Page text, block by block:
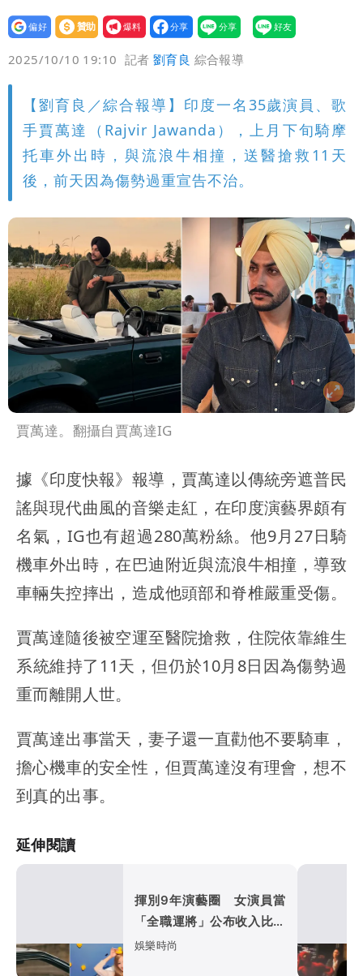
設為
贊助
我要
爆料
2025/10/10 19:10 記者劉育良 綜合報導
【劉育良／綜合報導】印度一名35歲演員、歌
手賈萬達（Rajvir Jawanda），上月下旬騎摩
托車外出時，與流浪牛相撞，送醫搶救11天
後，前天因為傷勢過重宣告不治。
賈萬達。翻攝自賈萬達IG
據《印度快報》報導，賈萬達以傳統旁遮普民
謠與現代曲風的音樂走紅，在印度演藝界頗有
名氣，IG也有超過280萬粉絲。他9月27日騎
機車外出時，在巴迪附近與流浪牛相撞，導致
車輛失控摔出，造成他頭部和脊椎嚴重受傷。
賈萬達隨後被空運至醫院搶救，住院依靠維生
系統維持了11天，但仍於10月8日因為傷勢過
重而離開人世。
賈萬達出事當天，妻子還一直勸他不要騎車，
擔心機車的安全性，但賈萬達沒有理會，想不
到真的出事。
延伸閱讀
揮別9年演藝圈 女演員當
「全職運將」公布收入比拍
戲賺更多
娛樂時尚